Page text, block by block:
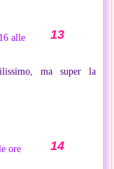
alle
ma super la
ore